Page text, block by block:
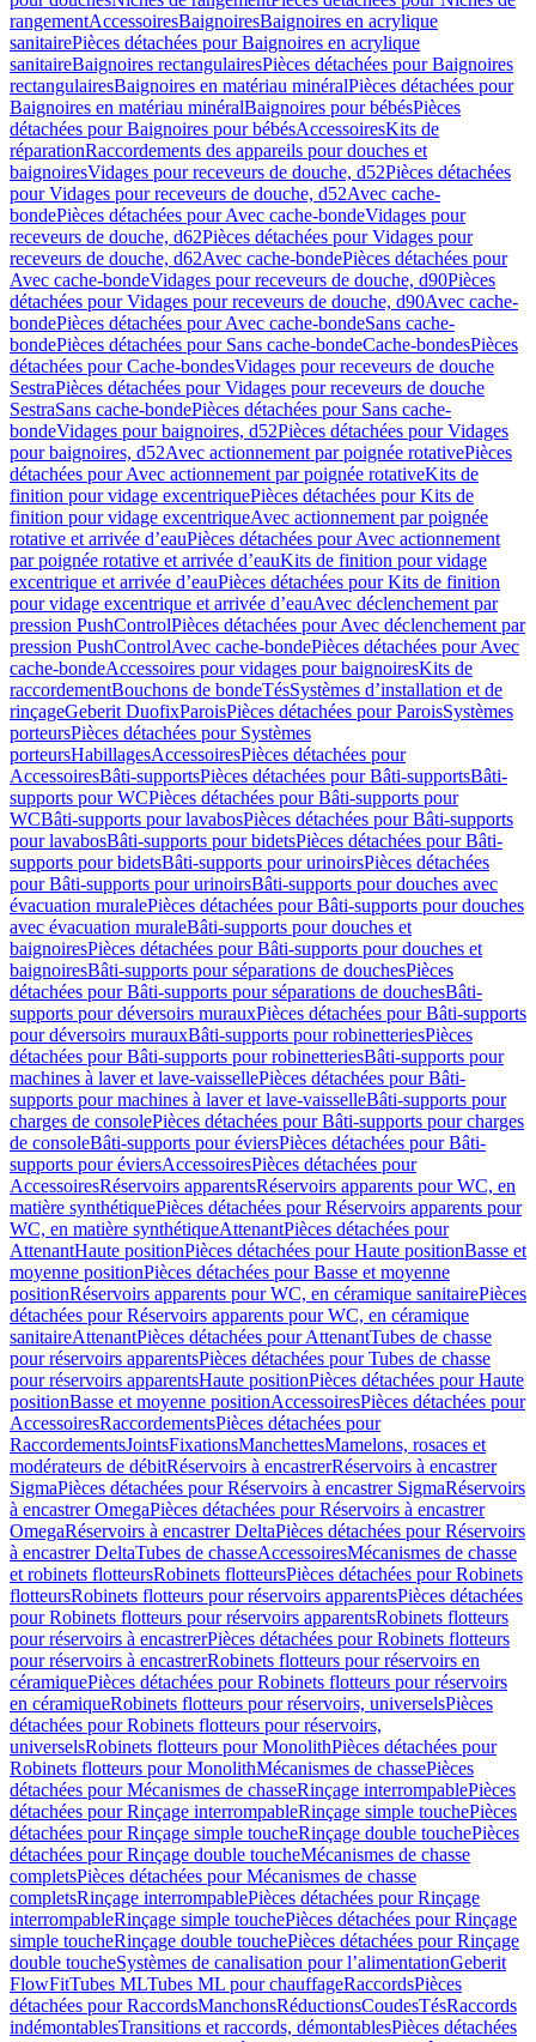
rangementAccessoiresBaignoiresBaignoires en acrylique
sanitairePièces détachées pour Baignoires en acrylique
sanitaireBaignoires rectangulairesPièces détachées pour Baignoires
rectangulairesBaignoires en matériau minéralPièces détachées pour
Baignoires en matériau minéralBaignoires pour bébésPièces
détachées pour Baignoires pour bébésAccessoiresKits de
réparationRaccordements des appareils pour douches et
baignoiresVidages pour receveurs de douche, d52Pièces détachées
pour Vidages pour receveurs de douche, d52Avec cache-
bondePièces détachées pour Avec cache-bondeVidages pour
receveurs de douche, d62Pièces détachées pour Vidages pour
receveurs de douche, d62Avec cache-bondePièces détachées pour
Avec cache-bondeVidages pour receveurs de douche, d90Pièces
détachées pour Vidages pour receveurs de douche, d90Avec cache-
bondePièces détachées pour Avec cache-bondeSans cache-
bondePièces détachées pour Sans cache-bondeCache-bondesPièces
détachées pour Cache-bondesVidages pour receveurs de douche
SestraPièces détachées pour Vidages pour receveurs de douche
SestraSans cache-bondePièces détachées pour Sans cache-
bondeVidages pour baignoires, d52Pièces détachées pour Vidages
pour baignoires, d52Avec actionnement par poignée rotativePièces
détachées pour Avec actionnement par poignée rotativeKits de
finition pour vidage excentriquePièces détachées pour Kits de
finition pour vidage excentriqueAvec actionnement par poignée
rotative et arrivée d’eauPièces détachées pour Avec actionnement
par poignée rotative et arrivée d’eauKits de finition pour vidage
excentrique et arrivée d’eauPièces détachées pour Kits de finition
pour vidage excentrique et arrivée d’eauAvec déclenchement par
pression PushControlPièces détachées pour Avec déclenchement par
pression PushControlAvec cache-bondePièces détachées pour Avec
cache-bondeAccessoires pour vidages pour baignoiresKits de
raccordementBouchons de bondeTésSystèmes d’installation et de
rinçageGeberit DuofixParoisPièces détachées pour ParoisSystèmes
porteursPièces détachées pour Systèmes
porteursHabillagesAccessoiresPièces détachées pour
AccessoiresBâti-supportsPièces détachées pour Bâti-supportsBâti-
supports pour WCPièces détachées pour Bâti-supports pour
WCBâti-supports pour lavabosPièces détachées pour Bâti-supports
pour lavabosBâti-supports pour bidetsPièces détachées pour Bâti-
supports pour bidetsBâti-supports pour urinoirsPièces détachées
pour Bâti-supports pour urinoirsBâti-supports pour douches avec
évacuation muralePièces détachées pour Bâti-supports pour douches
avec évacuation muraleBâti-supports pour douches et
baignoiresPièces détachées pour Bâti-supports pour douches et
baignoiresBâti-supports pour séparations de douchesPièces
détachées pour Bâti-supports pour séparations de douchesBâti-
supports pour déversoirs murauxPièces détachées pour Bâti-supports
pour déversoirs murauxBâti-supports pour robinetteriesPièces
détachées pour Bâti-supports pour robinetteriesBâti-supports pour
machines à laver et lave-vaissellePièces détachées pour Bâti-
supports pour machines à laver et lave-vaisselleBâti-supports pour
charges de consolePièces détachées pour Bâti-supports pour charges
de consoleBâti-supports pour éviersPièces détachées pour Bâti-
supports pour éviersAccessoiresPièces détachées pour
AccessoiresRéservoirs apparentsRéservoirs apparents pour WC, en
matière synthétiquePièces détachées pour Réservoirs apparents pour
WC, en matière synthétiqueAttenantPièces détachées pour
AttenantHaute positionPièces détachées pour Haute positionBasse et
moyenne positionPièces détachées pour Basse et moyenne
positionRéservoirs apparents pour WC, en céramique sanitairePièces
détachées pour Réservoirs apparents pour WC, en céramique
sanitaireAttenantPièces détachées pour AttenantTubes de chasse
pour réservoirs apparentsPièces détachées pour Tubes de chasse
pour réservoirs apparentsHaute positionPièces détachées pour Haute
positionBasse et moyenne positionAccessoiresPièces détachées pour
AccessoiresRaccordementsPièces détachées pour
RaccordementsJointsFixationsManchettesMamelons, rosaces et
modérateurs de débitRéservoirs à encastrerRéservoirs à encastrer
SigmaPièces détachées pour Réservoirs à encastrer SigmaRéservoirs
à encastrer OmegaPièces détachées pour Réservoirs à encastrer
OmegaRéservoirs à encastrer DeltaPièces détachées pour Réservoirs
à encastrer DeltaTubes de chasseAccessoiresMécanismes de chasse
et robinets flotteursRobinets flotteursPièces détachées pour Robinets
flotteursRobinets flotteurs pour réservoirs apparentsPièces détachées
pour Robinets flotteurs pour réservoirs apparentsRobinets flotteurs
pour réservoirs à encastrerPièces détachées pour Robinets flotteurs
pour réservoirs à encastrerRobinets flotteurs pour réservoirs en
céramiquePièces détachées pour Robinets flotteurs pour réservoirs
en céramiqueRobinets flotteurs pour réservoirs, universelsPièces
détachées pour Robinets flotteurs pour réservoirs,
universelsRobinets flotteurs pour MonolithPièces détachées pour
Robinets flotteurs pour MonolithMécanismes de chassePièces
détachées pour Mécanismes de chasseRinçage interrompablePièces
détachées pour Rinçage interrompableRinçage simple touchePièces
détachées pour Rinçage simple toucheRinçage double touchePièces
détachées pour Rinçage double toucheMécanismes de chasse
completsPièces détachées pour Mécanismes de chasse
completsRinçage interrompablePièces détachées pour Rinçage
interrompableRinçage simple touchePièces détachées pour Rinçage
simple toucheRinçage double touchePièces détachées pour Rinçage
double toucheSystèmes de canalisation pour l’alimentationGeberit
FlowFitTubes MLTubes ML pour chauffageRaccordsPièces
détachées pour RaccordsManchonsRéductionsCoudesTésRaccords
indémontablesTransitions et raccords, démontablesPièces détachées